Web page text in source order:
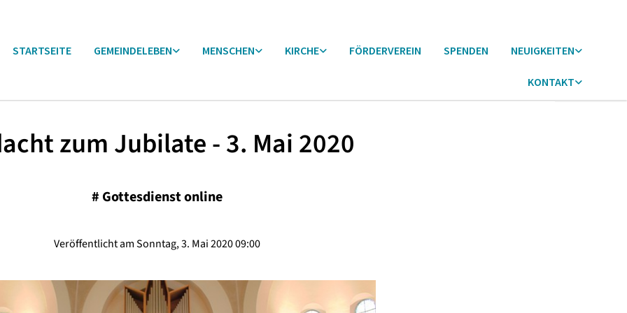
STARTSEITE GEMEINDELEBEN MENSCHEN KIRCHE FÖRDERVEREIN SPENDEN NEUIGKEITEN
KONTAKT
zum Jubilate - 3. Mai 2020
# Gottesdienst online
Veröffentlicht am Sonntag, 3. Mai 2020 09:00